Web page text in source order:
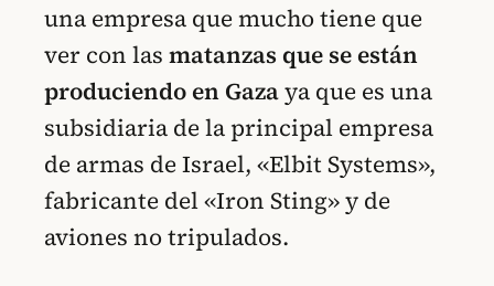
una empresa que mucho tiene que
ver con las matanzas que se están
produciendo en Gazaya que es una
subsidiaria de la principal empresa
de armas de Israel, «Elbit Systems»,
fabricante del «Iron Sting» y de
aviones no tripulados.